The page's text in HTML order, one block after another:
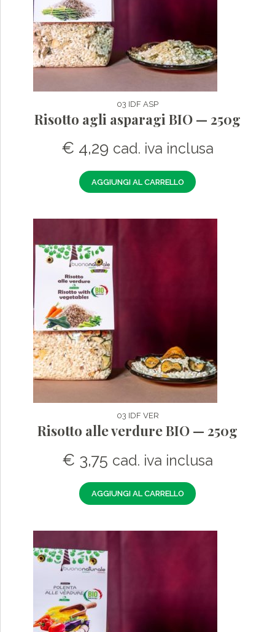
03 IDF ASP
Risotto agli asparagi BIO — 250g
€ 4,29 cad. iva inclusa
AGGIUNGI AL CARRELLO
03 IDF VER
Risotto alle verdure BIO — 250g
€ 3,75 cad. iva inclusa
AGGIUNGI AL CARRELLO